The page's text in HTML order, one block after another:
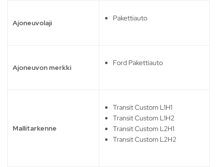
Ajoneuvolaji
Pakettiauto
Ajoneuvon merkki
Ford Pakettiauto
Mallitarkenne
Transit Custom L1H1
Transit Custom L1H2
Transit Custom L2H1
Transit Custom L2H2